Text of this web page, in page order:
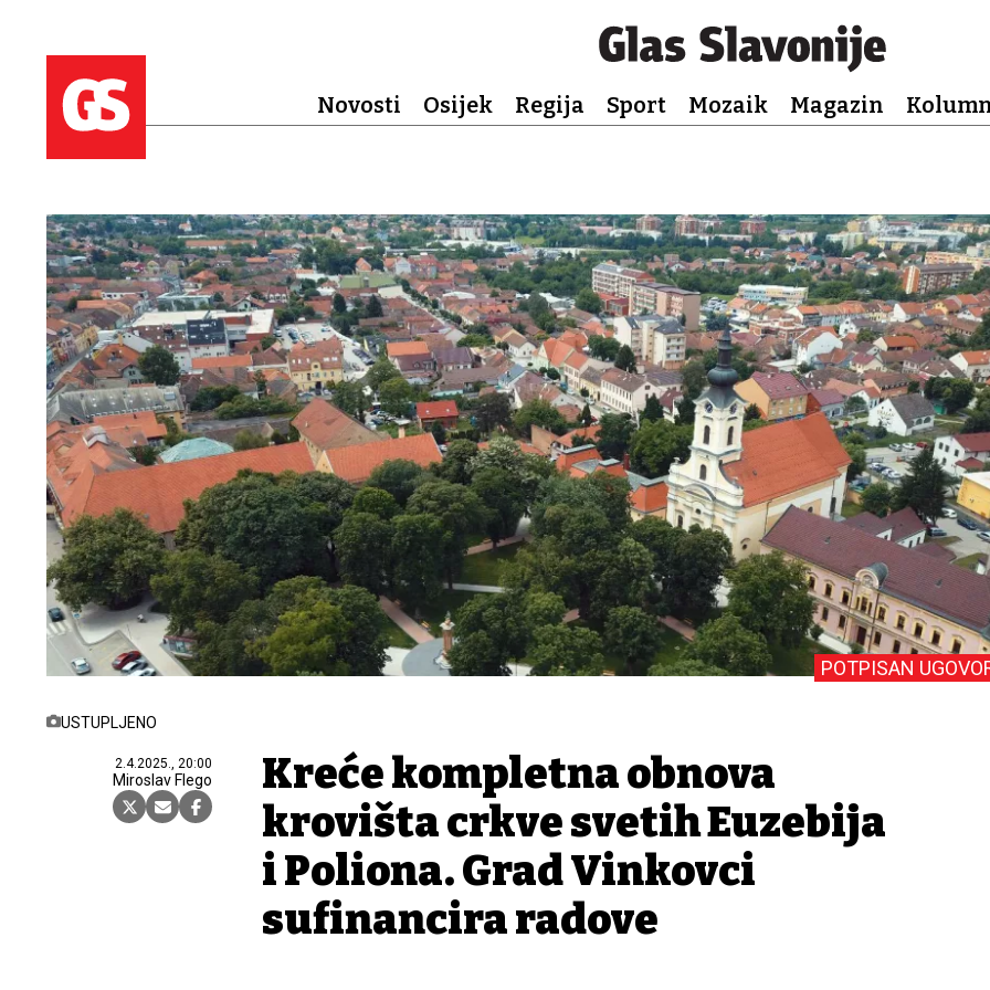
Novosti Osijek Regija Sport Mozaik Magazin
USTUPLJENO
2.4.2025., 20:00
Miroslav Flego
POTPISAN
Kreće kompletna obnova
krovišta crkve svetih Euzebija
i Poliona. Grad Vinkovci
sufinancira radove